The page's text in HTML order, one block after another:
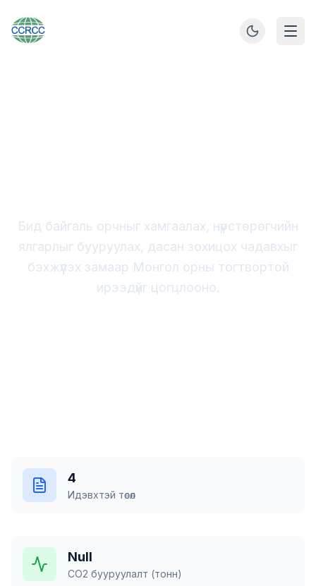
Бид байгаль орчныг хамгаалах, нүүрстөрөгчийн
ялгарлыг бууруулах, дасан зохицох чадавхыг
бэхжүүлэх замаар Монгол орны тогтвортой
ирээдүйг цогцлооно.
4
Идэвхтэй төсөл
Null
CO2 бууруулалт (тонн)